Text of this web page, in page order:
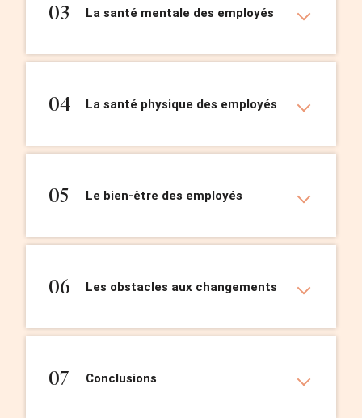
03 La santé mentale des employés
04 La santé physique des employés
05 Le bien-être des employés
06 Les obstacles aux changements
07 Conclusions